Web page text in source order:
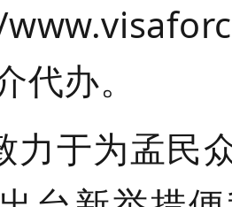
代办。
力于为孟民